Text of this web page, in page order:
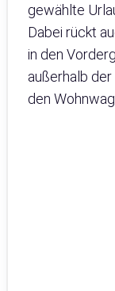
gewählte
Dabei rückt
in den
außerhalb
den